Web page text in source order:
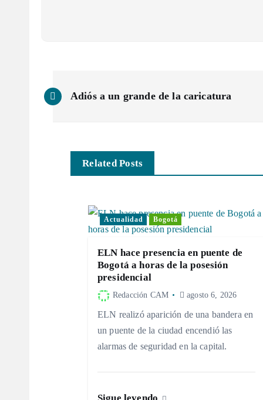
N
Adiós a un grande de la caricatura
Related Posts
Actualidad Bogotá
ELN hace presencia en puente de
Bogotá a horas de la posesión
presidencial
Redacción CAM agosto 6, 2026
ELN realizó aparición de una bandera en
un puente de la ciudad encendió las
alarmas de seguridad en la capital.